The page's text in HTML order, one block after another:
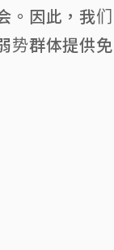
。因此，我们
势群体提供免